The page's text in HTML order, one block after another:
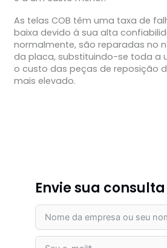
As telas COB têm uma taxa de
baixa devido à sua alta
normalmente, são reparadas no
da placa, substituindo-se toda a
o custo das peças de reposição
mais elevado.
Envie sua